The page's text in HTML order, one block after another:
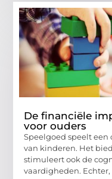
De financiële
voor ouders
Speelgoed speelt
van kinderen. Het
stimuleert ook de
vaardigheden. Echter,